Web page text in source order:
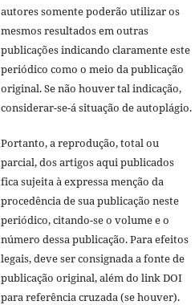
autores somente poderão utilizar os
mesmos resultados em outras
publicações indicando claramente este
periódico como o meio da publicação
original. Se não houver tal indicação,
considerar-se-á situação de autoplágio.
Portanto, a reprodução, total ou
parcial, dos artigos aqui publicados
fica sujeita à expressa menção da
procedência de sua publicação neste
periódico, citando-se o volume e o
número dessa publicação. Para efeitos
legais, deve ser consignada a fonte de
publicação original, além do link DOI
para referência cruzada (se houver).